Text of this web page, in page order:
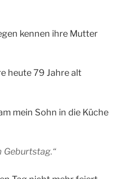
kennen ihre Mutter
heute 79 Jahre alt
mein Sohn in die Küche
Geburtstag.“